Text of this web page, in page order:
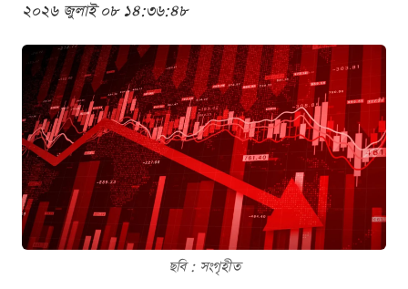
২০২৬ জুলাই ০৮ ১৪:৩৬:৪৮
ছবি : সংগৃহীত